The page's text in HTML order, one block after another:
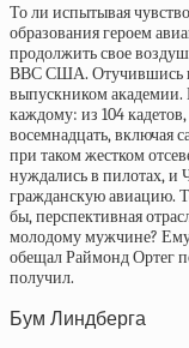
То ли испытывая
образования героем
продолжить свое
ВВС США. Отучившись
выпускником академии.
каждому: из 104
восемнадцать, включая
при таком жестком
нуждались в пилотах, и
гражданскую авиацию.
бы, перспективная
молодому мужчине?
обещал Раймонд Ортег
получил.
Бум Линдберга